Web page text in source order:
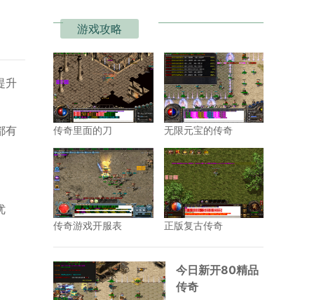
升
有
游戏攻略
传奇里面的刀 无限元宝的传奇
传奇游戏开服表 正版复古传奇
今日新开80精品
传奇